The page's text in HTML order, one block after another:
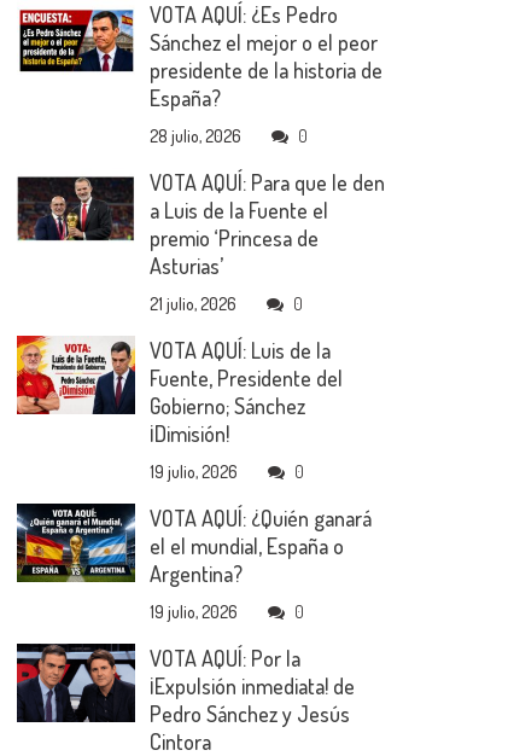
VOTA AQUÍ: ¿Es Pedro
Sánchez el mejor o el peor
presidente de la historia de
España?
28 julio, 2026 0
VOTA AQUÍ: Para que le den
a Luis de la Fuente el
premio ‘Princesa de
Asturias’
21 julio, 2026 0
VOTA AQUÍ: Luis de la
Fuente, Presidente del
Gobierno; Sánchez
¡Dimisión!
19 julio, 2026 0
VOTA AQUÍ: ¿Quién ganará
el el mundial, España o
Argentina?
19 julio, 2026 0
VOTA AQUÍ: Por la
¡Expulsión inmediata! de
Pedro Sánchez y Jesús
Cintora